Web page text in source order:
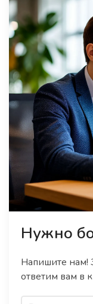
Нужно
Напишите нам!
ответим вам в